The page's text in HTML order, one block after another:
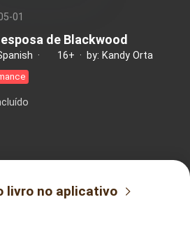
01
de Blackwood
· 16+ · by: Kandy Orta
livro no aplicativo